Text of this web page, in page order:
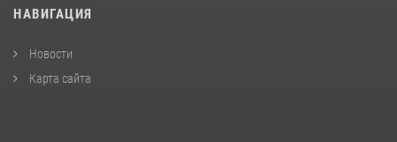
НАВИГАЦИЯ
Новости
Карта сайта